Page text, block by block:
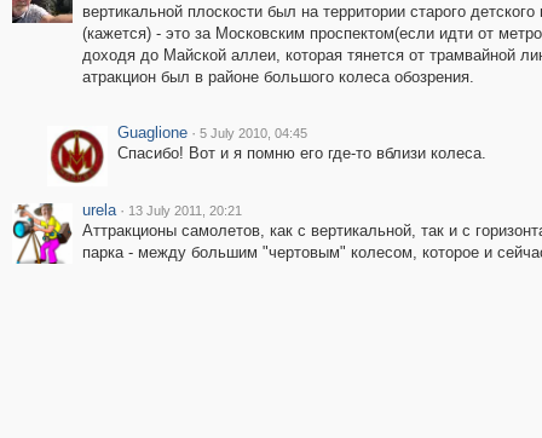
вертикальной плоскости был на территории старого детского
(кажется) - это за Московским проспектом(если идти от
доходя до Майской аллеи, которая тянется от трамвайной
атракцион был в районе большого колеса обозрения.
Guaglione · 5 July 2010, 04:45
Спасибо! Вот и я помню его где-то вблизи колеса.
urela · 13 July 2011, 20:21
Аттракционы самолетов, как с вертикальной, так и с
парка - между большим "чертовым" колесом, которое и